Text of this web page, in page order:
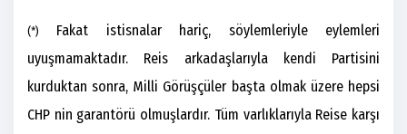
(*)
Fakat istisnalar hariç, söylemleriyle eylemleri
uyuşmamaktadır. Reis arkadaşlarıyla kendi Partisini
kurduktan sonra, Milli Görüşçüler başta olmak üzere hepsi
CHP nin garantörü olmuşlardır. Tüm varlıklarıyla Reise karşı